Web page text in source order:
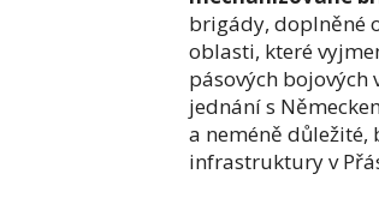
brigády, doplněné
oblasti, které
pásových
jednání s
a neméně
infrastruktury v